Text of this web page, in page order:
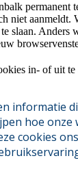
permanent
niet aanmeldt.
slaan. Anders
in- of uit te
informatie
hoe onze
cookies